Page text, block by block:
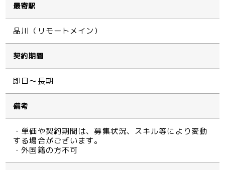
最寄駅
品川（リモートメイン）
契約期間
即日～長期
備考
・単価や契約期間は、募集状況、スキル等により変動
する場合がございます。
・外国籍の方不可